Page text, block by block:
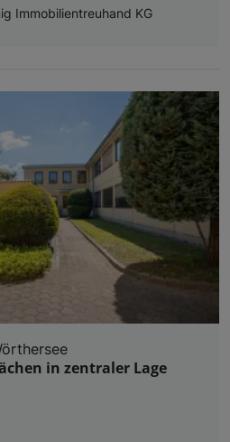
Immobilientreuhand KG
in zentraler Lage